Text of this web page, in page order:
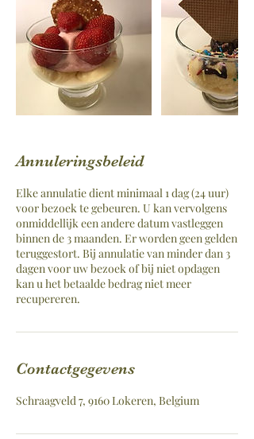
Annuleringsbeleid
Elke annulatie dient minimaal 1 dag (24 uur)
voor bezoek te gebeuren. U kan vervolgens
onmiddellijk een andere datum vastleggen
binnen de 3 maanden. Er worden geen gelden
teruggestort. Bij annulatie van minder dan 3
dagen voor uw bezoek of bij niet opdagen
kan u het betaalde bedrag niet meer
recupereren.
Contactgegevens
Schraagveld 7, 9160 Lokeren, Belgium